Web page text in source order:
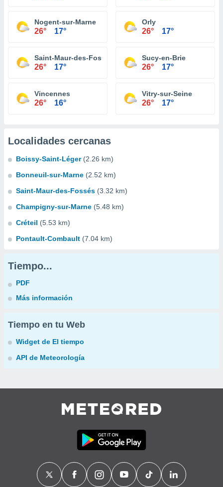
Nogent-sur-Marne
26° 17°
Orly
26° 17°
Saint-Maur-des-Fossés
26° 17°
Sucy-en-Brie
26° 17°
Vincennes
26° 16°
Vitry-sur-Seine
26° 17°
Localidades cercanas
Boissy-Saint-Léger (2.26 km)
Bonneuil-sur-Marne (2.52 km)
Saint-Maur-des-Fossés (3.32 km)
Champigny-sur-Marne (5.48 km)
Créteil (5.53 km)
Pontault-Combault (7.04 km)
Tiempo...
PDF
Más información
Tiempo en tu Web
Widget de El tiempo
API de Meteorología